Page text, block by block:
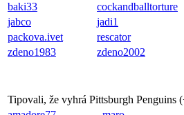
baki33
cockandballtorture
jabco
jadi1
packova.ivet
rescator
zdeno1983
zdeno2002
Tipovali, že vyhrá Pittsburgh Penguins (